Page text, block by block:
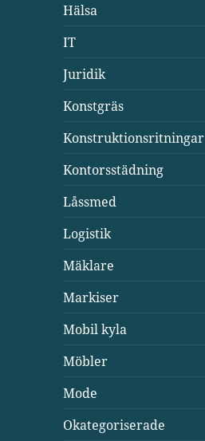
Hälsa
IT
Juridik
Konstgräs
Konstruktionsritningar
Kontorsstädning
Låssmed
Logistik
Mäklare
Markiser
Mobil kyla
Möbler
Mode
Okategoriserade